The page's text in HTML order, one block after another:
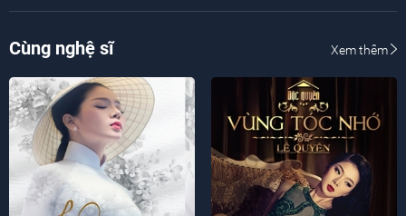
Cùng nghệ sĩ Xem thêm